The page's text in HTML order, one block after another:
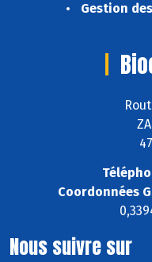
Gestion
Coordonnées
Nous suivre sur